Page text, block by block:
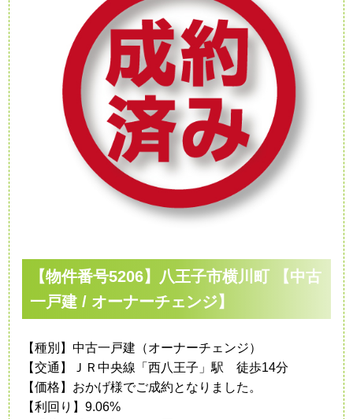
【物件番号5206】八王子市横川町 【中古
一戸建 / オーナーチェンジ】
【種別】中古一戸建（オーナーチェンジ）
【交通】ＪＲ中央線「西八王子」駅 徒歩14分
【価格】おかげ様でご成約となりました。
【利回り】9.06%